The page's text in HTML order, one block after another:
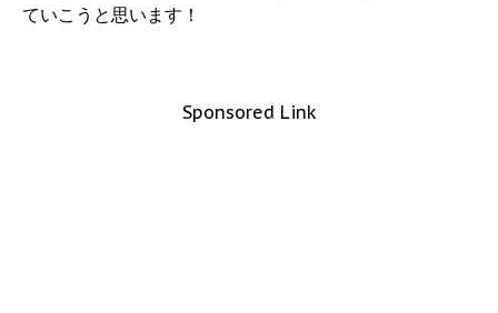
ていこうと思います！
Sponsored Link